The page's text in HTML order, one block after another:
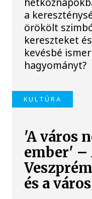
a
örökölt
kereszteket
kevésbé
hagyományt?
KULTÚRA
'A város
ember'
és a